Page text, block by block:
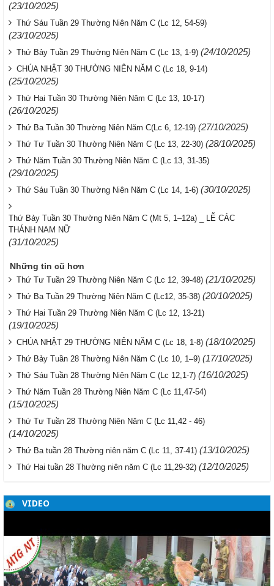
(23/10/2025)
Thứ Sáu Tuần 29 Thường Niên Năm C (Lc 12, 54-59)
(23/10/2025)
Thứ Bảy Tuần 29 Thường Niên Năm C (Lc 13, 1-9) (24/10/2025)
CHÚA NHẬT 30 THƯỜNG NIÊN NĂM C (Lc 18, 9-14)
(25/10/2025)
Thứ Hai Tuần 30 Thường Niên Năm C (Lc 13, 10-17)
(26/10/2025)
Thứ Ba Tuần 30 Thường Niên Năm C(Lc 6, 12-19) (27/10/2025)
Thứ Tư Tuần 30 Thường Niên Năm C (Lc 13, 22-30) (28/10/2025)
Thứ Năm Tuần 30 Thường Niên Năm C (Lc 13, 31-35)
(29/10/2025)
Thứ Sáu Tuần 30 Thường Niên Năm C (Lc 14, 1-6) (30/10/2025)
Thứ Bảy Tuần 30 Thường Niên Năm C (Mt 5, 1–12a) _ LỄ CÁC
THÁNH NAM NỮ
(31/10/2025)
Những tin cũ hơn
Thứ Tư Tuần 29 Thường Niên Năm C (Lc 12, 39-48) (21/10/2025)
Thứ Ba Tuần 29 Thường Niên Năm C (Lc12, 35-38) (20/10/2025)
Thứ Hai Tuần 29 Thường Niên Năm C (Lc 12, 13-21)
(19/10/2025)
CHÚA NHẬT 29 THƯỜNG NIÊN NĂM C (Lc 18, 1-8) (18/10/2025)
Thứ Bảy Tuần 28 Thường Niên Năm C (Lc 10, 1–9) (17/10/2025)
Thứ Sáu Tuần 28 Thường Niên Năm C (Lc 12,1-7) (16/10/2025)
Thứ Năm Tuần 28 Thường Niên Năm C (Lc 11,47-54)
(15/10/2025)
Thứ Tư Tuần 28 Thường Niên Năm C (Lc 11,42 - 46)
(14/10/2025)
Thứ Ba tuần 28 Thường niên năm C (Lc 11, 37-41) (13/10/2025)
Thứ Hai tuần 28 Thường niên năm C (Lc 11,29-32) (12/10/2025)
VIDEO